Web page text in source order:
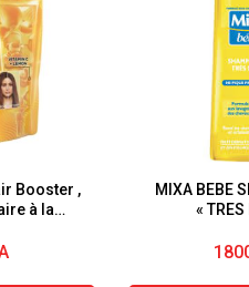
Booster ,
à la
MIXA BEBE
« TRES